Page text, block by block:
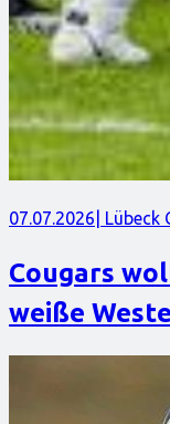
07.07.2026 |
Cougars
weiße